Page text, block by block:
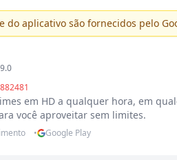
do aplicativo são fornecidos pelo
em HD a qualquer hora, em
você aproveitar sem limites.
• Google Play